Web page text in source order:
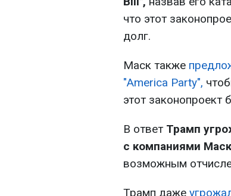
что этот
долг.
Маск также
"America Party",
этот законопроект
В ответ Трамп
с компаниями
возможным
Трамп даже